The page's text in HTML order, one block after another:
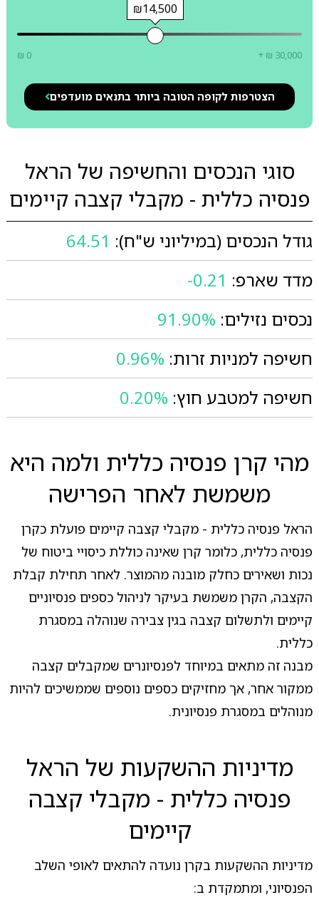
₪14,500
₪ 0 + ₪ 30,000
הצטרפות לקופה הטובה ביותר בתנאים מועדפים
סוגי הנכסים והחשיפה של הראל
פנסיה כללית - מקבלי קצבה קיימים
גודל הנכסים (במיליוני ש"ח): 64.51
מדד שארפ: -0.21
נכסים נזילים: 91.90%
חשיפה למניות זרות: 0.96%
חשיפה למטבע חוץ: 0.20%
מהי קרן פנסיה כללית ולמה היא
משמשת לאחר הפרישה
הראל פנסיה כללית - מקבלי קצבה קיימים פועלת כקרן
פנסיה כללית, כלומר קרן שאינה כוללת כיסויי ביטוח של
נכות ושאירים כחלק מובנה מהמוצר. לאחר תחילת קבלת
הקצבה, הקרן משמשת בעיקר לניהול כספים פנסיוניים
קיימים ולתשלום קצבה בגין צבירה שנוהלה במסגרת
כללית.
מבנה זה מתאים במיוחד לפנסיונרים שמקבלים קצבה
ממקור אחר, אך מחזיקים כספים נוספים שממשיכים להיות
מנוהלים במסגרת פנסיונית.
מדיניות ההשקעות של הראל
פנסיה כללית - מקבלי קצבה
קיימים
מדיניות ההשקעות בקרן נועדה להתאים לאופי השלב
הפנסיוני, ומתמקדת ב: